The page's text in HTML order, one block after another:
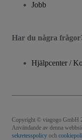
Jobb
Har du några
Hjälpcenter /
Copyright © viagogo GmbH
Användande av denna
sekretesspolicy och